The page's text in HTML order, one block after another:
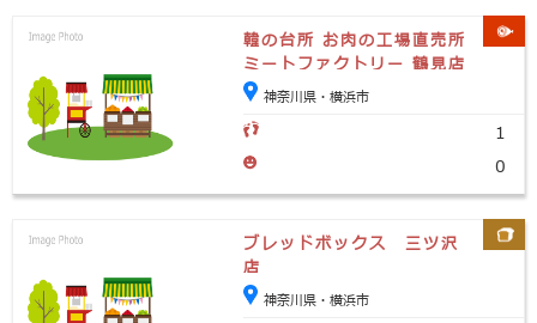
韓の台所 お肉の工場直売所
ミートファクトリー 鶴見店
神奈川県・横浜市
1
0
ブレッドボックス 三ツ沢
店
神奈川県・横浜市